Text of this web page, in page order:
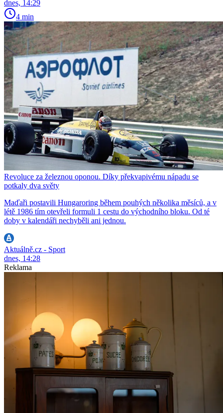
dnes, 14:29
4 min
Revoluce za železnou oponou. Díky překvapivému nápadu se
potkaly dva světy
Maďaři postavili Hungaroring během pouhých několika měsíců, a v
létě 1986 tím otevřeli formuli 1 cestu do východního bloku. Od té
doby v kalendáři nechyběli ani jednou.
Aktuálně.cz - Sport
dnes, 14:28
Reklama